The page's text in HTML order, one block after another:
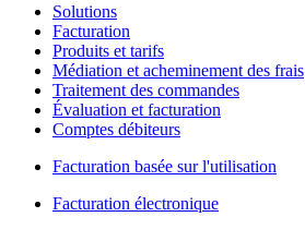
Solutions
Facturation
Produits et tarifs
Médiation et acheminement des frais
Traitement des commandes
Évaluation et facturation
Comptes débiteurs
Facturation basée sur l'utilisation
Facturation électronique